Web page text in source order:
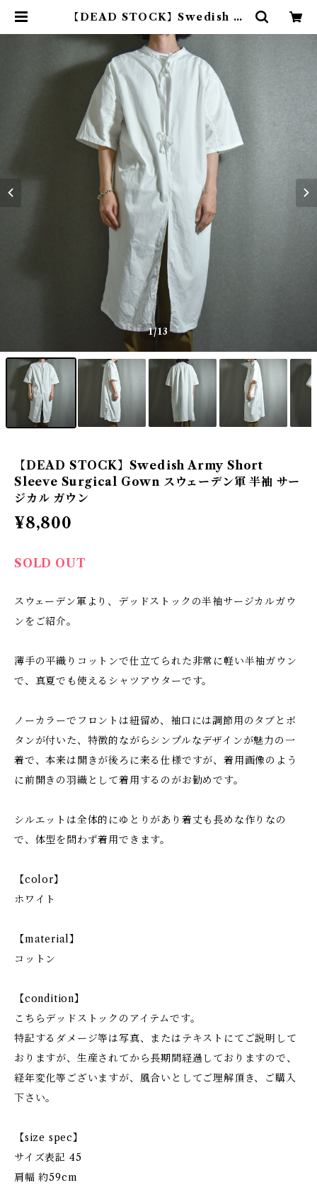
【DEAD STOCK】Swedish Ar
wn スウェーデン軍 半袖 サージカ
ル ガウン | mark & collars (マ
ークアンドカラーズ)
1/13
【DEAD STOCK】Swedish Army Short
Sleeve Surgical Gown スウェーデン軍 半袖 サー
ジカル ガウン
¥8,800
SOLD OUT
スウェーデン軍より、デッドストックの半袖サージカルガウ
ンをご紹介。
薄手の平織りコットンで仕立てられた非常に軽い半袖ガウン
で、真夏でも使えるシャツアウターです。
ノーカラーでフロントは紐留め、袖口には調節用のタブとボ
タンが付いた、特徴的ながらシンプルなデザインが魅力の一
着で、本来は開きが後ろに来る仕様ですが、着用画像のよう
に前開きの羽織として着用するのがお勧めです。
シルエットは全体的にゆとりがあり着丈も長めな作りなの
で、体型を問わず着用できます。
【color】
ホワイト
【material】
コットン
【condition】
こちらデッドストックのアイテムです。
特記するダメージ等は写真、またはテキストにてご説明して
おりますが、生産されてから長期間経過しておりますので、
経年変化等ございますが、風合いとしてご理解頂き、ご購入
下さい。
【size spec】
サイズ表記 45
肩幅 約59cm